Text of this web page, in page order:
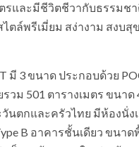
รและมีชีวิตชีวากับธรรมช
ตล์พรีเมี่ยม สง่างาม สงบ
มี 3 ขนาด ประกอบด้วย
ม 501 ตารางเมตร ขนา
ตกและครัวไทย มีห้องนั่ง
B อาคารชั้นเดียว ขนา